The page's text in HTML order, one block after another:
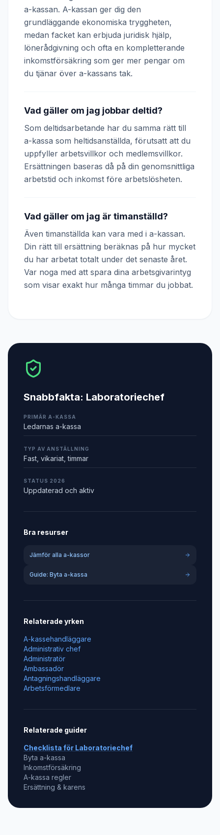
a-kassan. A-kassan ger dig den
grundläggande ekonomiska tryggheten,
medan facket kan erbjuda juridisk hjälp,
lönerådgivning och ofta en kompletterande
inkomstförsäkring som ger mer pengar om
du tjänar över a-kassans tak.
Vad gäller om jag jobbar deltid?
Som deltidsarbetande har du samma rätt till
a-kassa som heltidsanställda, förutsatt att du
uppfyller arbetsvillkor och medlemsvillkor.
Ersättningen baseras då på din genomsnittliga
arbetstid och inkomst före arbetslösheten.
Vad gäller om jag är timanställd?
Även timanställda kan vara med i a-kassan.
Din rätt till ersättning beräknas på hur mycket
du har arbetat totalt under det senaste året.
Var noga med att spara dina arbetsgivarintyg
som visar exakt hur många timmar du jobbat.
Snabbfakta: Laboratoriechef
PRIMÄR A-KASSA
Ledarnas a-kassa
TYP AV ANSTÄLLNING
Fast, vikariat, timmar
STATUS 2026
Uppdaterad och aktiv
Bra resurser
Jämför alla a-kassor
Guide: Byta a-kassa
Relaterade yrken
A-kassehandläggare
Administrativ chef
Administratör
Ambassadör
Antagningshandläggare
Arbetsförmedlare
Relaterade guider
Checklista för Laboratoriechef
Byta a-kassa
Inkomstförsäkring
A-kassa regler
Ersättning & karens